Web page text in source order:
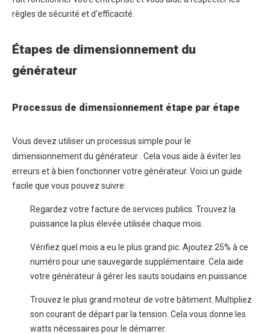
règles de sécurité et d'efficacité.
Étapes de dimensionnement du
générateur
Processus de dimensionnement étape par étape
Vous devez utiliser un processus simple pour le
dimensionnement du générateur . Cela vous aide à éviter les
erreurs et à bien fonctionner votre générateur. Voici un guide
facile que vous pouvez suivre:
Regardez votre facture de services publics. Trouvez la
puissance la plus élevée utilisée chaque mois.
Vérifiez quel mois a eu le plus grand pic. Ajoutez 25% à ce
numéro pour une sauvegarde supplémentaire. Cela aide
votre générateur à gérer les sauts soudains en puissance.
Trouvez le plus grand moteur de votre bâtiment. Multipliez
son courant de départ par la tension. Cela vous donne les
watts nécessaires pour le démarrer.